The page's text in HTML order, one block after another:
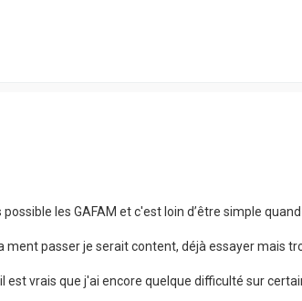
les GAFAM et c'est loin d’être simple
ment passer je serait content, déjà essayer mais
vrais que j'ai encore quelque difficulté sur